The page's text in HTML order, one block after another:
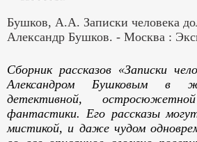
Бушков, А.А. Записки человека
Александр Бушков. - Москва :
Сборник рассказов «Записки
Александром Бушковым в
детективной,
фантастики. Его рассказы
мистикой, и даже чудом